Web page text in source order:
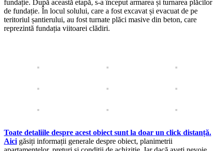
fundație. După această etapă, s-a început armarea și turnarea plăcilor
de fundație. În locul solului, care a fost excavat și evacuat de pe
teritoriul șantierului, au fost turnate plăci masive din beton, care
reprezintă fundația viitoarei clădiri.
Toate detaliile despre acest obiect sunt la doar un click distanță.
Aici găsiți informații generale despre obiect, planimetrii